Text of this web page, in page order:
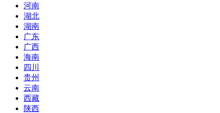
河南
湖北
湖南
广东
广西
海南
四川
贵州
云南
西藏
陕西